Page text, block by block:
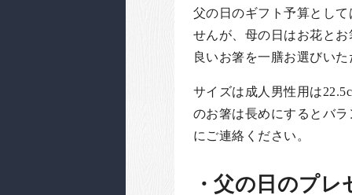
父の日のギフト予算とし
せんが、母の日はお花と
良いお箸を一膳お選びい
サイズは成人男性用は
のお箸は長めにするとバ
にご連絡ください。
・父の日のプ